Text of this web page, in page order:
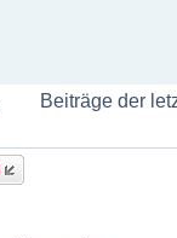
Beiträge der